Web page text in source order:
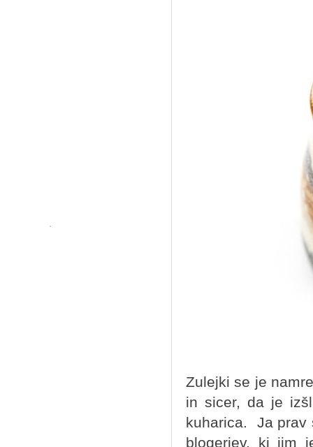
Zulejki se je
in sicer, da je
kuharica. Ja prav
blogerjev, ki jim